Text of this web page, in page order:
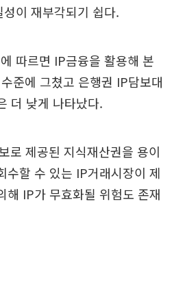
이 재부각되기 쉽다.
따르면 IP금융을 활용해 본
준에 그쳤고 은행권 IP담보대
더 낮게 나타났다.
로 제공된 지식재산권을 용이
수할 수 있는 IP거래시장이 제
해 IP가 무효화될 위험도 존재